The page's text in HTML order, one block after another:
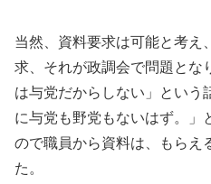
当然、資料要求は可能と考え
求、それが政調会で問題とな
は与党だからしない」という
に与党も野党もないはず。」
ので職員から資料は、もらえ
た。